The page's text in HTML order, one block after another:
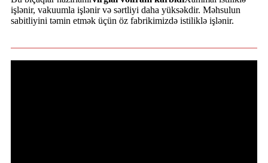
işlənir, vakuumla işlənir və sərtliyi daha yüksəkdir. Məhsulun
sabitliyini təmin etmək üçün öz fabrikimizdə istiliklə işlənir.